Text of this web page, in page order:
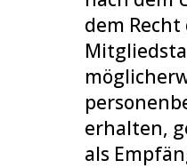
dem Recht
erhalten,
als